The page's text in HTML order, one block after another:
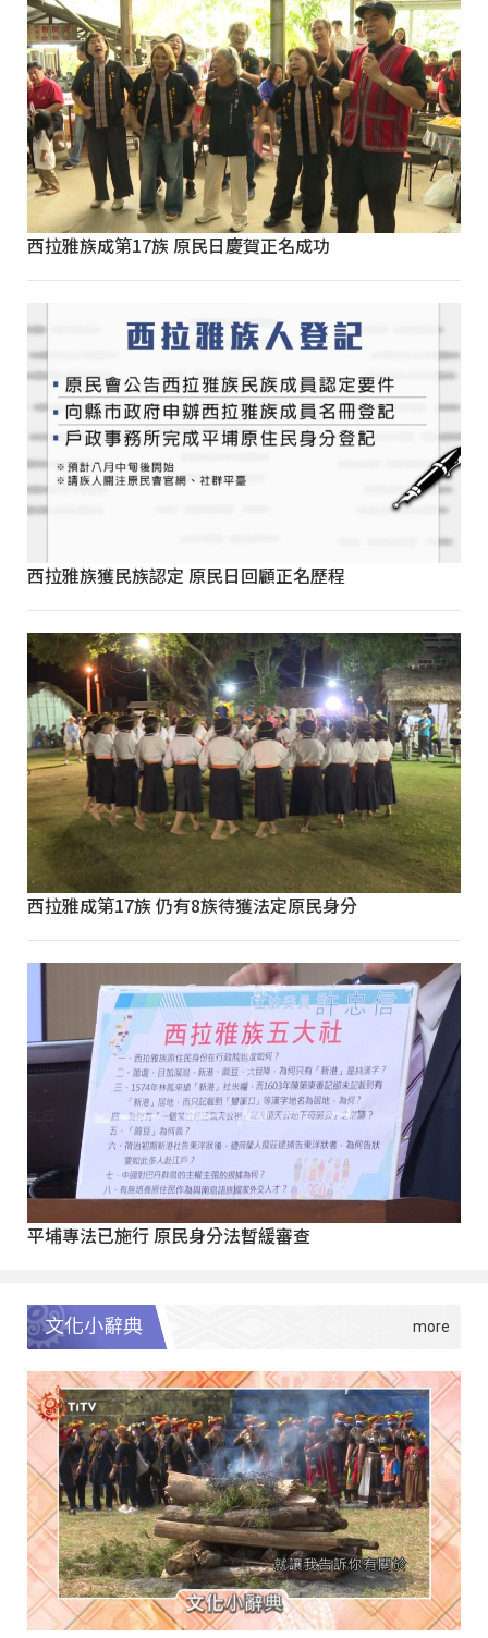
西拉雅族成第17族 原民日慶賀正名成功
西拉雅族獲民族認定 原民日回顧正名歷程
西拉雅成第17族 仍有8族待獲法定原民身分
平埔專法已施行 原民身分法暫緩審查
文化小辭典